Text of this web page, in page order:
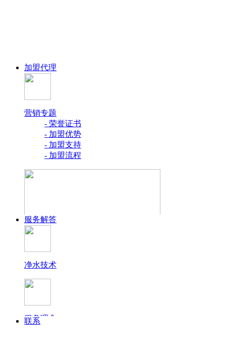
加盟代理
营销专题
- 荣誉证书
- 加盟优势
- 加盟支持
- 加盟流程
服务解答
净水技术
服务理念
联系